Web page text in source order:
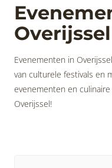
Evenementen in
van culturele festivals en
evenementen en
Overijssel!